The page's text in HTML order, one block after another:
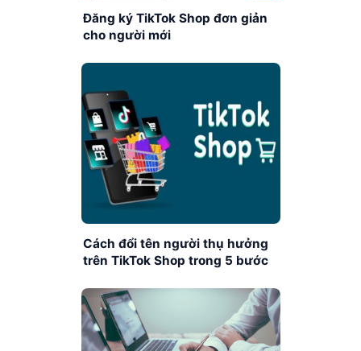
Đăng ký TikTok Shop đơn giản
cho người mới
Cách đổi tên người thụ hưởng
trên TikTok Shop trong 5 bước